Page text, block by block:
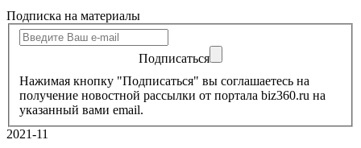
Подписка на материалы
Подписаться
Нажимая кнопку "Подписаться" вы соглашаетесь на
получение новостной рассылки от портала biz360.ru на
указанный вами email.
2021-11